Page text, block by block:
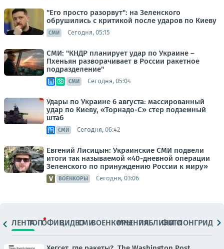
"Его просто разорвут": на Зеленского
обрушились с критикой после ударов по Киеву
СМИ Сегодня, 05:15
СМИ: "КНДР планирует удар по Украине –
Пхеньян разворачивает в России ракетное
подразделение"
СМИ Сегодня, 05:04
Удары по Украине 6 августа: массированный
удар по Киеву, «Торнадо-С» стер подземный
штаб
СМИ Сегодня, 06:42
Евгений Лисицын: Украинские СМИ подвели
итоги так называемой «40-дневной операции
Зеленского по принуждению России к миру»
ВОЕНКОРЫ Сегодня, 03:06
ЛЕНТАТОПОФИЦ.ВИДЕОСМИВОЕНКОРЫМНЕНИЯПАБЛИКИ
ФОТОЛОНГРИДЫ